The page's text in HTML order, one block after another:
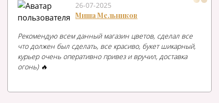
26-07-2025
Миша Мельников
Рекомендую всем данный магазин цветов, сделал все
что должен был сделать, все красиво, букет шикарный,
курьер очень оперативно привез и вручил, доставка
огонь) 🔥